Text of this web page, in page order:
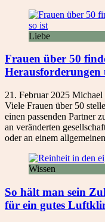
Liebe
Frauen über 50
Herausforderungen
21. Februar 2025 Michael
Viele Frauen über 50
einen passenden Partner
an veränderten
oder an einem
Wissen
So hält man sein
für ein gutes